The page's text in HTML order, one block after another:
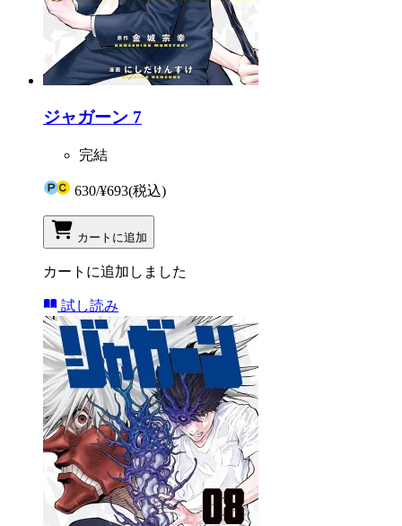
ジャガーン 7
完結
630/¥693(税込)
カートに追加
カートに追加しました
試し読み